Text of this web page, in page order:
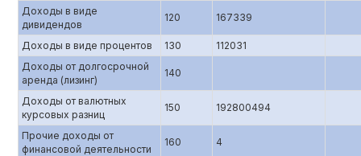
Доходы в виде
дивидендов
120 167339
Доходы в виде процентов 130
112031
Доходы от долгосрочной
аренда (лизинг)
140
Доходы от валютных
курсовых разниц
150 192800494
Прочие доходы от
финансовой деятельности
160 4